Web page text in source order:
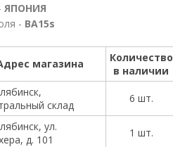
ЯПОНИЯ
- ВА15s
магазина
Количество
в наличии
склад
6 шт.
ул.
д. 101
1 шт.